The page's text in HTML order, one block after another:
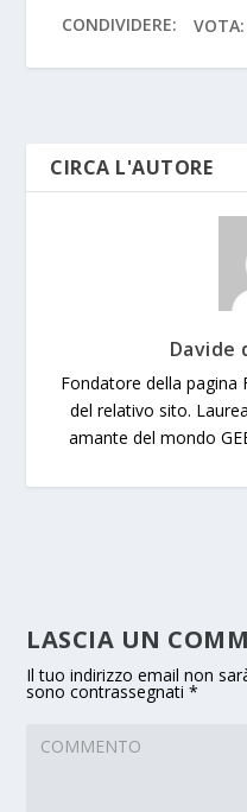
k p
CONDIVIDERE: VOTA:
CIRCA L'AUTORE
Davide
Fondatore della pagina
del relativo sito.
amante del mondo
LASCIA UN
Il tuo indirizzo email non
sono contrassegnati*